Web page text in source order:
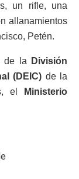
un rifle, una
allanamientos
Petén.
de la
División
(DEIC) de la
el
Ministerio